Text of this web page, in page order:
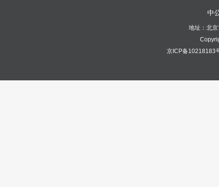
中
地址：北
京ICP备10218183